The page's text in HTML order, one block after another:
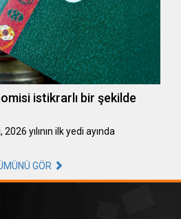
istikrarlı bir şekilde
yılının ilk yedi ayında
GÖR